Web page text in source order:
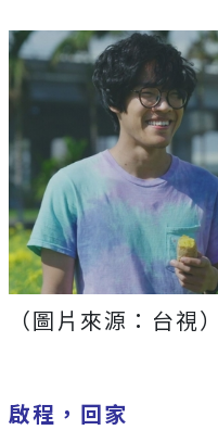
（圖片來源：台視）
啟程，回家